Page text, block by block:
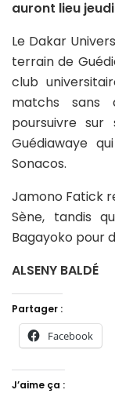
auront lieu jeudi
Le Dakar
terrain de
club
matchs sans
poursuivre
Guédiawaye
Sonacos.
Jamono Fatick
Sène, tandis
Bagayoko pour
ALSENY BALDÉ
Partager :
Facebook
J’aime ça :